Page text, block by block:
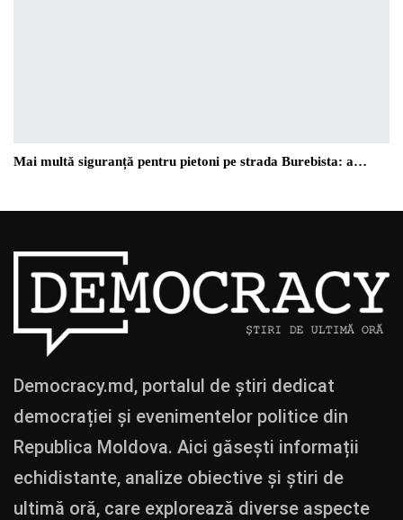
Mai multă siguranță pentru pietoni pe strada Burebista: a…
Democracy.md, portalul de știri dedicat
democrației și evenimentelor politice din
Republica Moldova. Aici găsești informații
echidistante, analize obiective și știri de
ultimă oră, care explorează diverse aspecte